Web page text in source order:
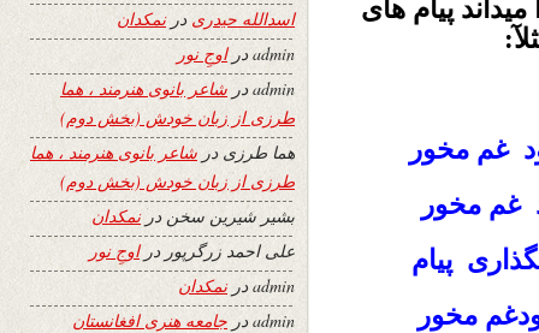
پیام های
غم مخور
غم مخور
پیام
مخور
اسدالله حیدری درنمکدان
adminدراوجِ نور
adminدر شاعر بانوی هنرمند ، هما
طرزی از زبان خودش (بخش دوم)
هما طرزی در شاعر بانوی هنرمند ، هما
طرزی از زبان خودش (بخش دوم)
بشیر شیرین سخن درنمکدان
علی احمد زرگرپور دراوجِ نور
adminدرنمکدان
admin در جامعه هنری افغانستان